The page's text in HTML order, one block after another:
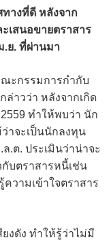
างที่ดี หลังจาก
เสนอขายตราสาร
.ย. ที่ผ่านมา
ะกรรมการกำกับ
าวว่า หลังจากเกิด
ทำให้พบว่า นัก
าจะเป็นนักลงทุน
.ต. ประเมินว่าน่าจะ
บตราสารหนี้เช่น
วามเข้าใจตราสาร
ยงดัง ทำให้รู้ว่าไม่มี